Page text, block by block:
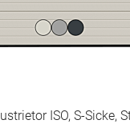
ISO, S-Sicke,